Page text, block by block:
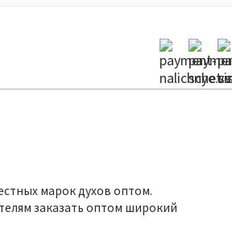
марок духов оптом.
заказать оптом широкий